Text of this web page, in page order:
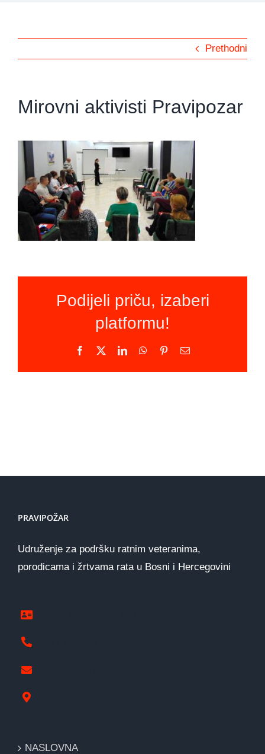
Prethodni
Mirovni aktivisti Pravipozar
Podijeli priču, izaberi
platformu!
Facebook LinkedInWhatsApp
PinterestEmail
PRAVIPOŽAR
Udruženje za podršku ratnim veteranima,
porodicama i žrtvama rata u Bosni i Hercegovini
NASLOVNA